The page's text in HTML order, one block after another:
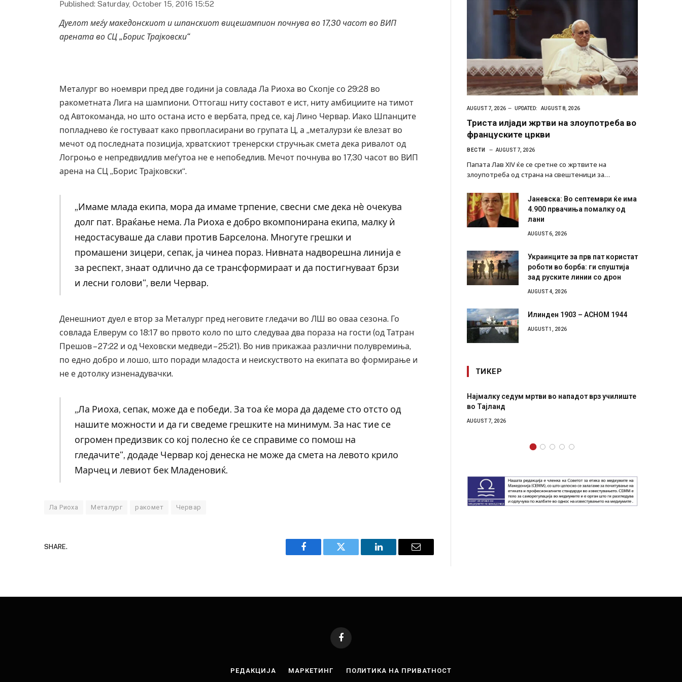
Published: Saturday, October 15, 2016 15:52
Дуелот меѓу македонскиот и шпанскиот вицешампион почнува во 17,30 часот во ВИП
арената во СЦ „Борис Трајковски“
Металург во ноември пред две години ја совлада Ла Риоха во Скопје со 29:28 во
ракометната Лига на шампиони. Оттогаш ниту составот е ист, ниту амбициите на тимот
од Автокоманда, но што остана исто е вербата, пред се, кај Лино Червар. Иако Шпанците
попладнево ќе гостуваат како првопласирани во групата Ц, а „металурзи ќе влезат во
мечот од последната позиција, хрватскиот тренерски стручњак смета дека ривалот од
Логроњо е непредвидлив меѓутоа не е непобедлив. Мечот почнува во 17,30 часот во ВИП
арена на СЦ „Борис Трајковски“.
„Имаме млада екипа, мора да имаме трпение, свесни сме дека нè очекува
долг пат. Враќање нема. Ла Риоха е добро вкомпонирана екипа, малку ѝ
недостасуваше да слави против Барселона. Многуте грешки и
промашени зицери, сепак, ја чинеа пораз. Нивната надворешна линија е
за респект, знаат одлично да се трансформираат и да постигнуваат брзи
и лесни голови“, вели Червар.
Денешниот дуел е втор за Металург пред неговите гледачи во ЛШ во оваа сезона. Го
совлада Елверум со 18:17 во првото коло по што следуваа два пораза на гости (од Татран
Прешов – 27:22 и од Чеховски медведи – 25:21). Во нив прикажаа различни полувремиња,
по едно добро и лошо, што поради младоста и неискуството на екипата во формирање и
не е дотолку изненадувачки.
„Ла Риоха, сепак, може да е победи. За тоа ќе мора да дадеме сто отсто од
нашите можности и да ги сведеме грешките на минимум. За нас тие се
огромен предизвик со кој полесно ќе се справиме со помош на
гледачите“, додаде Червар кој денеска не може да смета на левото крило
Марчец и левиот бек Младеновиќ.
Ла Риоха Металург ракомет Червар
SHARE.
Facebook Twitter LinkedIn Email
AUGUST 7, 2026 UPDATED: AUGUST 8, 2026
Триста илјади жртви на злоупотреба во
француските цркви
ВЕСТИ AUGUST 7, 2026
Папата Лав XIV ќе се сретне со жртвите на
злоупотреба од страна на свештеници за…
Јаневска: Во септември ќе има
4.900 првачиња помалку од
лани
AUGUST 6, 2026
Украинците за прв пат користат
роботи во борба: ги спуштија
зад руските линии со дрон
AUGUST 4, 2026
Илинден 1903 – АСНОМ 1944
AUGUST 1, 2026
ТИКЕР
во главниот град на Русуија – експлозивот бил
завиткан како роденденски подарок
Најмалку седум мртви во нападот врз училиште
во Тајланд
AUGUST 7, 2026
Facebook
РЕДАКЦИЈА МАРКЕТИНГ ПОЛИТИКА НА ПРИВАТНОСТ